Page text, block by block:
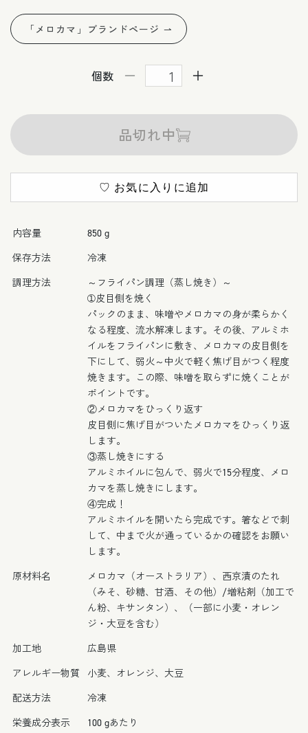
「メロカマ」ブランドページ ⇀
個数
カ
マ
漬
け
数
を
減
ら
す
メ
カ
漬
け
数
増
や
す
品切れ中
♡ お気に入りに追加
内容量 850 g
保存方法 冷凍
調理方法
～フライパン調理（蒸し焼き）～
➀皮目側を焼く
パックのまま、味噌やメロカマの身が柔らかく
なる程度、流水解凍します。その後、アルミホ
イルをフライパンに敷き、メロカマの皮目側を
下にして、弱火～中火で軽く焦げ目がつく程度
焼きます。この際、味噌を取らずに焼くことが
ポイントです。
②メロカマをひっくり返す
皮目側に焦げ目がついたメロカマをひっくり返
します。
③蒸し焼きにする
アルミホイルに包んで、弱火で15分程度、メロ
カマを蒸し焼きにします。
④完成！
アルミホイルを開いたら完成です。箸などで刺
して、中まで火が通っているかの確認をお願い
します。
原材料名
メロカマ（オーストラリア）、西京漬のたれ
（みそ、砂糖、甘酒、その他）/増粘剤（加工で
ん粉、キサンタン）、（一部に小麦・オレン
ジ・大豆を含む）
加工地 広島県
アレルギー物質 小麦、オレンジ、大豆
配送方法 冷凍
栄養成分表示 100 gあたり